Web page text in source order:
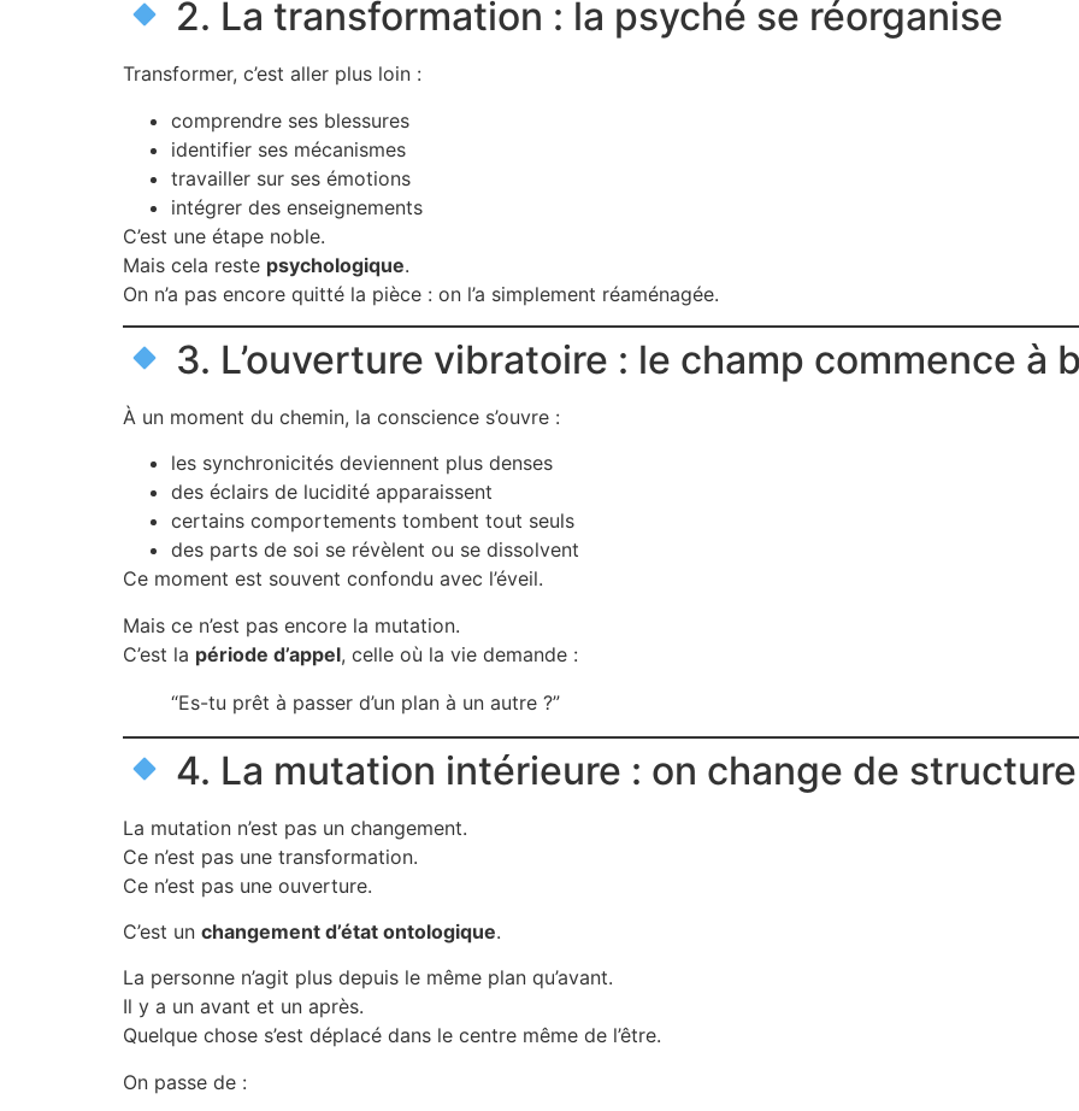
2. La transformation : la psyché se réorganise
Transformer, c’est aller plus loin :
comprendre ses blessures
identifier ses mécanismes
travailler sur ses émotions
intégrer des enseignements
C’est une étape noble.
Mais cela reste psychologique.
On n’a pas encore quitté la pièce : on l’a simplement réaménagée.
3. L’ouverture vibratoire : le champ commence à
À un moment du chemin, la conscience s’ouvre :
les synchronicités deviennent plus denses
des éclairs de lucidité apparaissent
certains comportements tombent tout seuls
des parts de soi se révèlent ou se dissolvent
Ce moment est souvent confondu avec l’éveil.
Mais ce n’est pas encore la mutation.
C’est la période d’appel, celle où la vie demande :
“Es-tu prêt à passer d’un plan à un autre ?”
4. La mutation intérieure : on change de structure
La mutation n’est pas un changement.
Ce n’est pas une transformation.
Ce n’est pas une ouverture.
C’est un changement d’état ontologique.
La personne n’agit plus depuis le même plan qu’avant.
Il y a un avant et un après.
Quelque chose s’est déplacé dans le centre même de l’être.
On passe de :